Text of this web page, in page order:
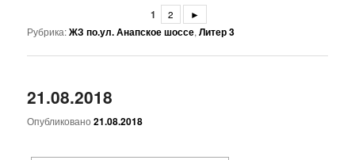
1 2 ►
Рубрика:ЖЗ по.ул. Анапское шоссе,Литер 3
21.08.2018
Опубликовано21.08.2018